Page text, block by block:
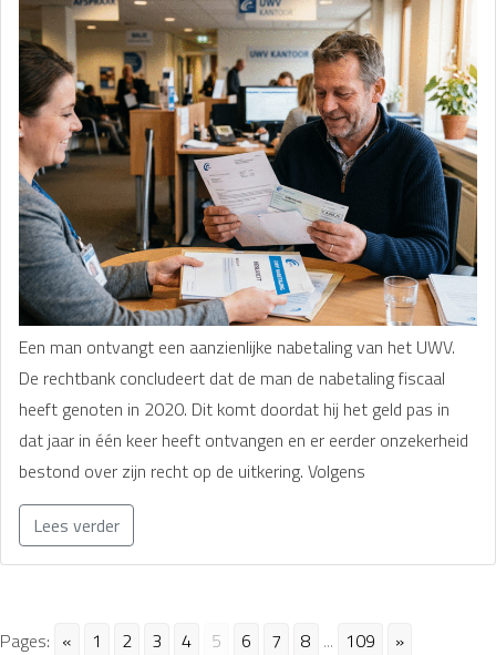
Een man ontvangt een aanzienlijke nabetaling van het UWV.
De rechtbank concludeert dat de man de nabetaling fiscaal
heeft genoten in 2020. Dit komt doordat hij het geld pas in
dat jaar in één keer heeft ontvangen en er eerder onzekerheid
bestond over zijn recht op de uitkering. Volgens
Lees verder
Pages: « 1 2 3 4 5 6 7 8 ... 109 »